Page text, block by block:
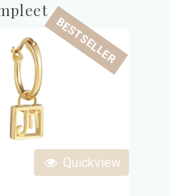
Quickview
BESTSELLER